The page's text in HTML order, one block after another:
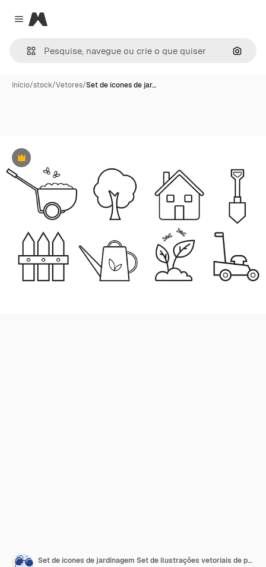
Close menu
Magnific
Início/stock/Vetores/Set de ícones de jar…
Premium
Set de ícones de jardinagem Set de ilustrações vetoriais de primavera